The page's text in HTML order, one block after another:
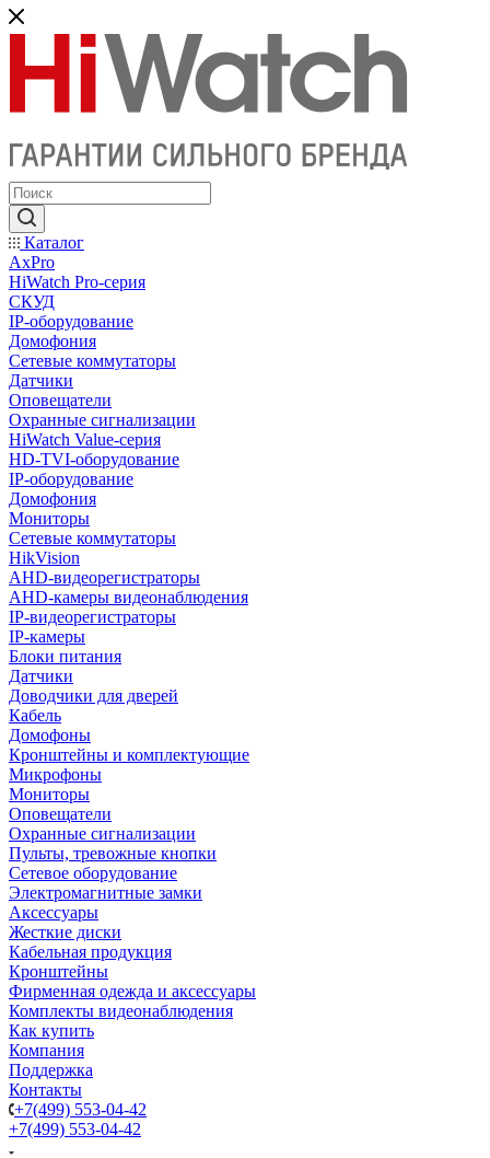
Каталог
AxPro
HiWatch Pro-серия
CКУД
IP-оборудование
Домофония
Сетевые коммутаторы
Датчики
Оповещатели
Охранные сигнализации
HiWatch Value-серия
HD-TVI-оборудование
IP-оборудование
Домофония
Мониторы
Сетевые коммутаторы
HikVision
AHD-видеорегистраторы
AHD-камеры видеонаблюдения
IP-видеорегистраторы
IP-камеры
Блоки питания
Датчики
Доводчики для дверей
Кабель
Домофоны
Кронштейны и комплектующие
Микрофоны
Мониторы
Оповещатели
Охранные сигнализации
Пульты, тревожные кнопки
Сетевое оборудование
Электромагнитные замки
Аксессуары
Жесткие диски
Кабельная продукция
Кронштейны
Фирменная одежда и аксессуары
Комплекты видеонаблюдения
Как купить
Компания
Поддержка
Контакты
+7(499) 553-04-42
+7(499) 553-04-42